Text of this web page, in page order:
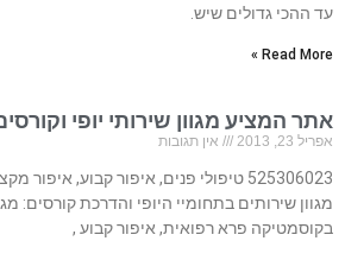
עד ההכי גדולים שיש.
Read More »
אתר המציע מגוון שירותי יופי
אפריל 23, 2013 אין תגובות
525306023 טיפולי פנים, איפור קבוע,
מגוון שירותים בתחומיי היופי והדרכת קורסים:
בקוסמטיקה פרא רפואית, איפור קבוע ,